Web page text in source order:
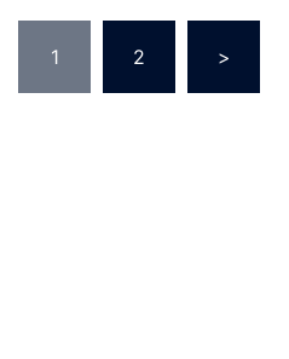
der
Beiträge
1 2 >